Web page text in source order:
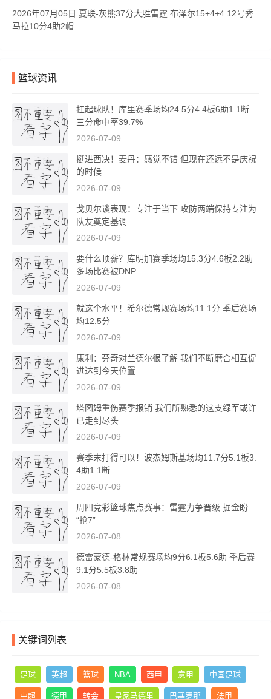
2026年07月05日 夏联-灰熊37分大胜雷霆 布泽尔15+4+4 12号秀
马拉10分4助2帽
篮球资讯
扛起球队！库里赛季场均24.5分4.4板6助1.1断
三分命中率39.7%
2026-07-09
挺进西决！麦丹：感觉不错 但现在还远不是庆祝
的时候
2026-07-09
戈贝尔谈表现：专注于当下 攻防两端保持专注为
队友奠定基调
2026-07-09
要什么顶薪？库明加赛季场均15.3分4.6板2.2助
多场比赛被DNP
2026-07-09
就这个水平！希尔德常规赛场均11.1分 季后赛场
均12.5分
2026-07-09
康利：芬奇对兰德尔很了解 我们不断磨合相互促
进达到今天位置
2026-07-09
塔图姆重伤赛季报销 我们所熟悉的这支绿军或许
已走到尽头
2026-07-09
赛季末打得可以！波杰姆斯基场均11.7分5.1板3.
4助1.1断
2026-07-09
周四竞彩篮球焦点赛事：雷霆力争晋级 掘金盼
“抢7”
2026-07-08
德雷蒙德-格林常规赛场均9分6.1板5.6助 季后赛
9.1分5.5板3.8助
2026-07-08
关键词列表
足球 英超 篮球 NBA 西甲 意甲 中国足球
中超 德甲 转会 皇家马德里 巴塞罗那 法甲